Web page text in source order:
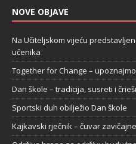
NOVE OBJAVE
Na Učiteljskom vijeću
učenika
Together for Change –
Dan škole – tradicija, susreti i
Sportski duh obilježio Dan škole
Kajkavski rječnik – čuvar